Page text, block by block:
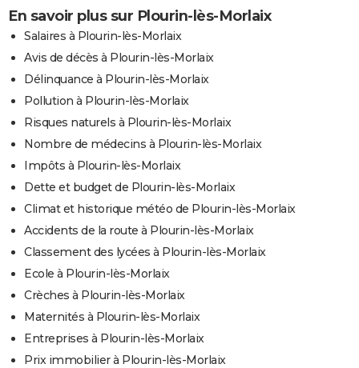
En savoir plus sur Plourin-lès-Morlaix
Salaires à Plourin-lès-Morlaix
Avis de décès à Plourin-lès-Morlaix
Délinquance à Plourin-lès-Morlaix
Pollution à Plourin-lès-Morlaix
Risques naturels à Plourin-lès-Morlaix
Nombre de médecins à Plourin-lès-Morlaix
Impôts à Plourin-lès-Morlaix
Dette et budget de Plourin-lès-Morlaix
Climat et historique météo de Plourin-lès-Morlaix
Accidents de la route à Plourin-lès-Morlaix
Classement des lycées à Plourin-lès-Morlaix
Ecole à Plourin-lès-Morlaix
Crèches à Plourin-lès-Morlaix
Maternités à Plourin-lès-Morlaix
Entreprises à Plourin-lès-Morlaix
Prix immobilier à Plourin-lès-Morlaix